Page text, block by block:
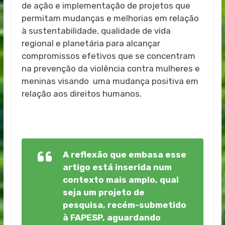
de ação e implementação de projetos que
permitam mudanças e melhorias em relação
à sustentabilidade, qualidade de vida
regional e planetária para alcançar
compromissos efetivos que se concentram
na prevenção da violência contra mulheres e
meninas visando uma mudança positiva em
relação aos direitos humanos.
A reflexão que embasa esse
artigo está inserida num
contexto mais amplo, qual
seja um projeto de
pesquisa, recém-submetido
à FAPESP, aguardando